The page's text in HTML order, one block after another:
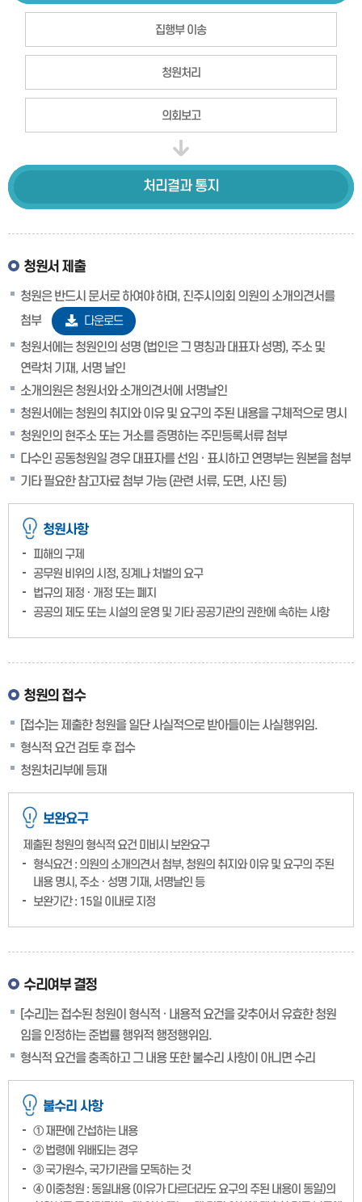
집행부 이송
청원처리
의회보고
처리결과통지
청원서 제출
청원은 반드시 문서로 하여야 하며, 진주시의회 의원의 소개의견서를
첨부
다운로드
청원서에는 청원인의 성명 (법인은 그 명칭과 대표자 성명), 주소 및
연락처 기재, 서명 날인
소개의원은 청원서와 소개의견서에 서명날인
청원서에는 청원의 취지와 이유 및 요구의 주된 내용을 구체적으로 명시
청원인의 현주소 또는 거소를 증명하는 주민등록서류 첨부
다수인 공동청원일 경우 대표자를 선임 · 표시하고 연명부는 원본을 첨부
기타 필요한 참고자료 첨부 가능 (관련 서류, 도면, 사진 등)
청원사항
피해의 구제
공무원 비위의 시정, 징계나 처벌의 요구
법규의 제정 · 개정 또는 폐지
공공의 제도 또는 시설의 운영 및 기타 공공기관의 권한에 속하는 사항
청원의 접수
[접수]는 제출한 청원을 일단 사실적으로 받아들이는 사실행위임.
형식적 요건 검토 후 접수
청원처리부에 등재
보완요구
제출된 청원의 형식적 요건 미비시 보완요구
형식요건 : 의원의 소개의견서 첨부, 청원의 취지와 이유 및 요구의 주된
내용 명시, 주소 · 성명 기재, 서명날인 등
보완기간 : 15일 이내로 지정
수리여부 결정
[수리]는 접수된 청원이 형식적 · 내용적 요건을 갖추어서 유효한 청원
임을 인정하는 준법률 행위적 행정행위임.
형식적 요건을 충족하고 그 내용 또한 불수리 사항이 아니면 수리
불수리 사항
① 재판에 간섭하는 내용
② 법령에 위배되는 경우
③ 국가원수, 국가기관을 모독하는 것
④ 이중청원 : 동일내용 (이유가 다르더라도 요구의 주된 내용이 동일)의